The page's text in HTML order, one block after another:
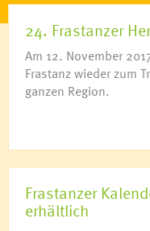
24. Frastanzer
Am 12. November
Frastanz wieder zum
ganzen Region.
Frastanzer
erhältlich